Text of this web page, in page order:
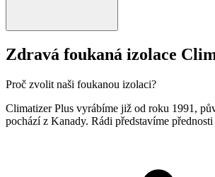
Zdravá foukaná izolace
Proč zvolit naši foukanou izolaci?
Climatizer Plus vyrábíme již od roku 1991,
pochází z Kanady. Rádi představíme